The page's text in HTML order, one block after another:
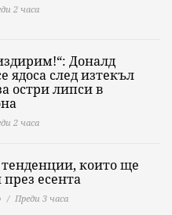
2 часа
Доналд
ядоса след изтекъл
остри липси в
2 часа
които ще
есента
Преди 3 часа